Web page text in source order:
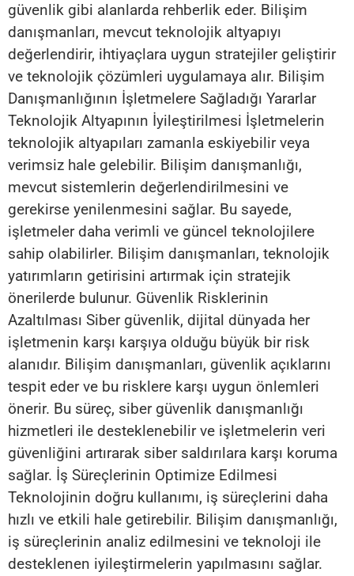
güvenlik gibi alanlarda rehberlik eder. Bilişim
danışmanları, mevcut teknolojik altyapıyı
değerlendirir, ihtiyaçlara uygun stratejiler geliştirir
ve teknolojik çözümleri uygulamaya alır. Bilişim
Danışmanlığının İşletmelere Sağladığı Yararlar
Teknolojik Altyapının İyileştirilmesi İşletmelerin
teknolojik altyapıları zamanla eskiyebilir veya
verimsiz hale gelebilir. Bilişim danışmanlığı,
mevcut sistemlerin değerlendirilmesini ve
gerekirse yenilenmesini sağlar. Bu sayede,
işletmeler daha verimli ve güncel teknolojilere
sahip olabilirler. Bilişim danışmanları, teknolojik
yatırımların getirisini artırmak için stratejik
önerilerde bulunur. Güvenlik Risklerinin
Azaltılması Siber güvenlik, dijital dünyada her
işletmenin karşı karşıya olduğu büyük bir risk
alanıdır. Bilişim danışmanları, güvenlik açıklarını
tespit eder ve bu risklere karşı uygun önlemleri
önerir. Bu süreç, siber güvenlik danışmanlığı
hizmetleri ile desteklenebilir ve işletmelerin veri
güvenliğini artırarak siber saldırılara karşı koruma
sağlar. İş Süreçlerinin Optimize Edilmesi
Teknolojinin doğru kullanımı, iş süreçlerini daha
hızlı ve etkili hale getirebilir. Bilişim danışmanlığı,
iş süreçlerinin analiz edilmesini ve teknoloji ile
desteklenen iyileştirmelerin yapılmasını sağlar.